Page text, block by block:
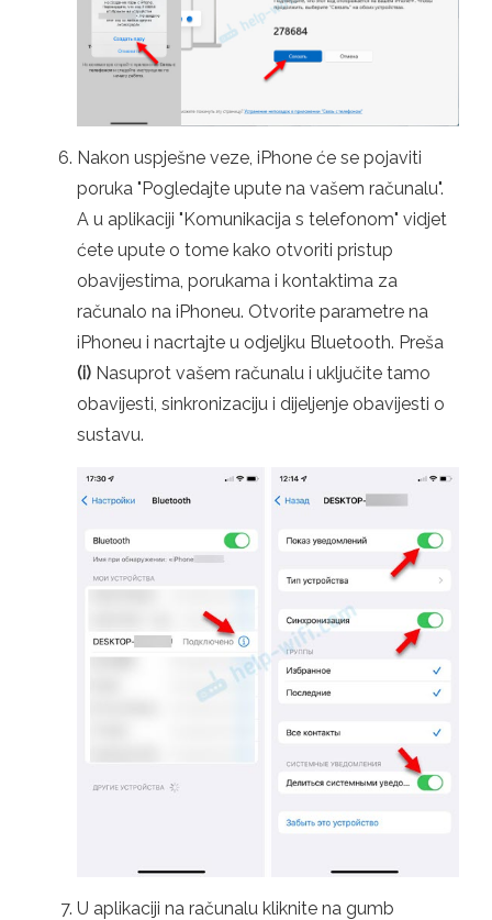
Nakon uspješne veze, iPhone će se pojaviti
poruka "Pogledajte upute na vašem računalu".
A u aplikaciji "Komunikacija s telefonom" vidjet
ćete upute o tome kako otvoriti pristup
obavijestima, porukama i kontaktima za
računalo na iPhoneu. Otvorite parametre na
iPhoneu i nacrtajte u odjeljku Bluetooth. Preša
(i) Nasuprot vašem računalu i uključite tamo
obavijesti, sinkronizaciju i dijeljenje obavijesti o
sustavu.
U aplikaciji na računalu kliknite na gumb